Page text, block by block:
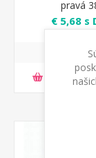
pravá
€ 5,68 s
PRIDAŤ